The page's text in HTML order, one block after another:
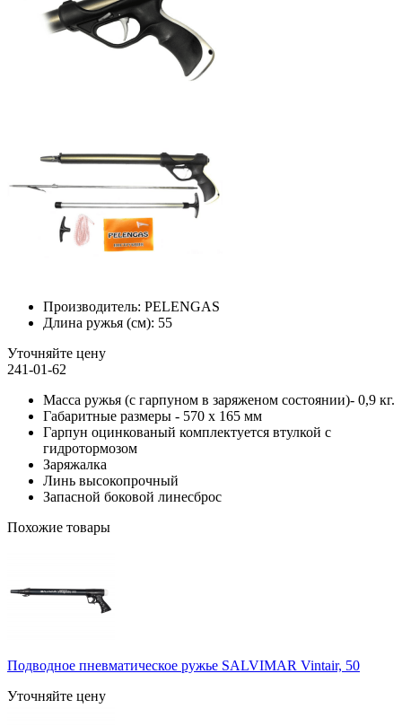
Производитель: PELENGAS
Длина ружья (см): 55
Уточняйте цену
241-01-62
Масса ружья (с гарпуном в заряженом состоянии)- 0,9 кг.
Габаритные размеры - 570 х 165 мм
Гарпун оцинкованый комплектуется втулкой с
гидротормозом
Заряжалка
Линь высокопрочный
Запасной боковой линесброс
Похожие товары
Подводное пневматическое ружье SALVIMAR Vintair, 50
Уточняйте цену